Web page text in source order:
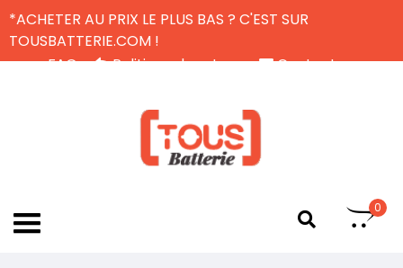
*ACHETER AU PRIX LE PLUS BAS ? C'EST SUR
TOUSBATTERIE.COM !
FAQ
Politique de retour
Contactez-nous
0